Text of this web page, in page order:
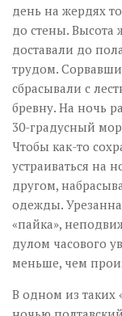
день на жердях
до стены. Высота
доставали до
трудом.
сбрасывали с
бревну. На ночь
30-градусный
Чтобы как-то
устраиваться на
другом,
одежды.
«пайка»,
дулом часового
меньше, чем
В одном из таких